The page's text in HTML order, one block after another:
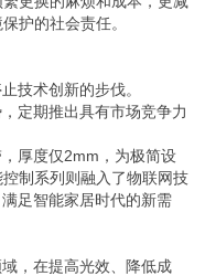
护的社会责任。
技术创新的步伐。
定期推出具有市场竞争力
厚度仅2mm，为极简设
制系列则融入了物联网技
足智能家居时代的新需
，在提高光效、降低成